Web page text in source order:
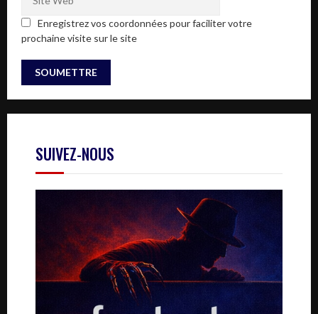
Enregistrez vos coordonnées pour faciliter votre
prochaine visite sur le site
SUIVEZ-NOUS